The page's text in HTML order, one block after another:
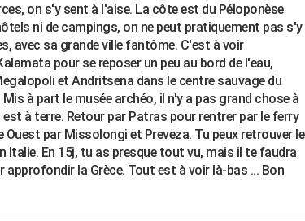
on s'y sent à l'aise. La côte est du Péloponèse
ni de campings, on ne peut pratiquement pas s'y
avec sa grande ville fantôme. C'est à voir
pour se reposer un peu au bord de l'eau,
et Andritsena dans le centre sauvage du
à part le musée archéo, il n'y a pas grand chose à
à terre. Retour par Patras pour rentrer par le ferry
par Missolongi et Preveza. Tu peux retrouver le
Italie. En 15j, tu as presque tout vu, mais il te faudra
la Grèce. Tout est à voir là-bas ... Bon